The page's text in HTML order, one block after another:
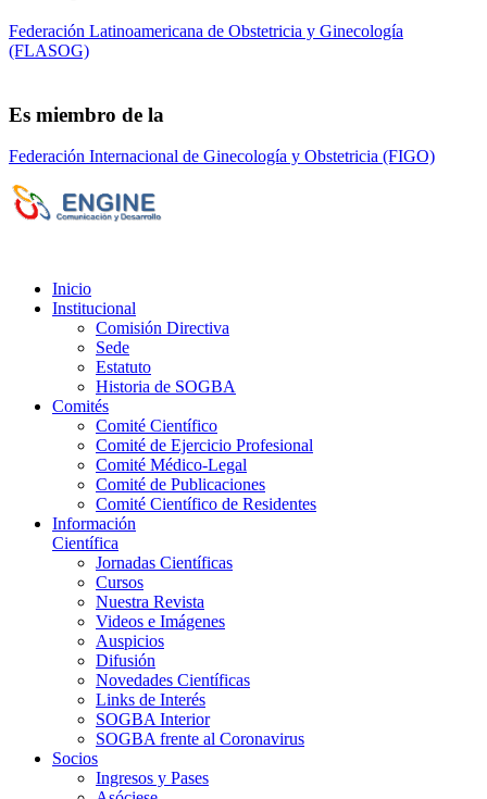
Federación Latinoamericana de Obstetricia y Ginecología
(FLASOG)
Es miembro de la
Federación Internacional de Ginecología y Obstetricia (FIGO)
Inicio
Institucional
Comisión Directiva
Sede
Estatuto
Historia de SOGBA
Comités
Comité Científico
Comité de Ejercicio Profesional
Comité Médico-Legal
Comité de Publicaciones
Comité Científico de Residentes
Información
Científica
Jornadas Científicas
Cursos
Nuestra Revista
Videos e Imágenes
Auspicios
Difusión
Novedades Científicas
Links de Interés
SOGBA Interior
SOGBA frente al Coronavirus
Socios
Ingresos y Pases